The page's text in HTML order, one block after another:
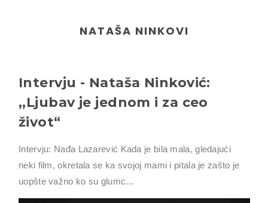
NATAŠA NINKOVI
Intervju - Nataša Ninković:
,,Ljubav je jednom i za ceo
život“
Intervju: Nađa Lazarević Kada je bila mala, gledajući
neki film, okretala se ka svojoj mami i pitala je zašto je
uopšte važno ko su glumc...